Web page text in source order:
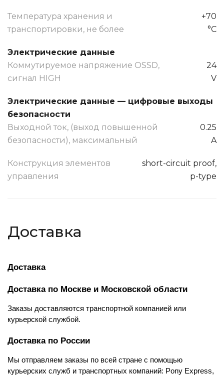
Температура хранения и
транспортировки, не более
+70
°C
Электрические данные
Коммутируемое напряжение OSSD,
сигнал HIGH
24
V
Электрические данные — цифровые выходы
безопасности
Выходной ток, (выход повышенной
безопасности), максимальный
0.25
A
Конструкция элементов
управления
short-circuit proof,
p-type
Доставка
Доставка
Доставка по Москве и Московской области
Заказы доставляются транспортной компанией или
курьерской службой.
Доставка по России
Мы отправляем заказы по всей стране с помощью
курьерских служб и транспортных компаний: Pony Express,